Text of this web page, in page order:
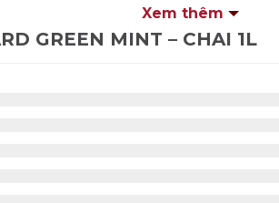
Xem thêm
GREEN MINT – CHAI 1L